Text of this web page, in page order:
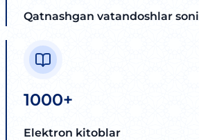
Qatnashgan vatandoshlar soni
1000+
Elektron kitoblar